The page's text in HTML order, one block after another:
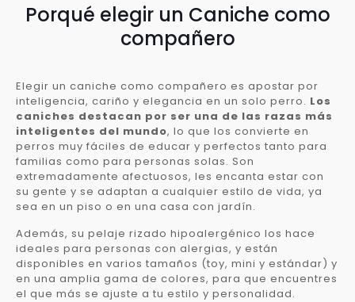
Porqué elegir un Caniche como
compañero
Elegir un caniche como compañero es apostar por
inteligencia, cariño y elegancia en un solo perro. Los
caniches destacan por ser una de las razas más
inteligentes del mundo, lo que los convierte en
perros muy fáciles de educar y perfectos tanto para
familias como para personas solas. Son
extremadamente afectuosos, les encanta estar con
su gente y se adaptan a cualquier estilo de vida, ya
sea en un piso o en una casa con jardín.
Además, su pelaje rizado hipoalergénico los hace
ideales para personas con alergias, y están
disponibles en varios tamaños (toy, mini y estándar) y
en una amplia gama de colores, para que encuentres
el que más se ajuste a tu estilo y personalidad.